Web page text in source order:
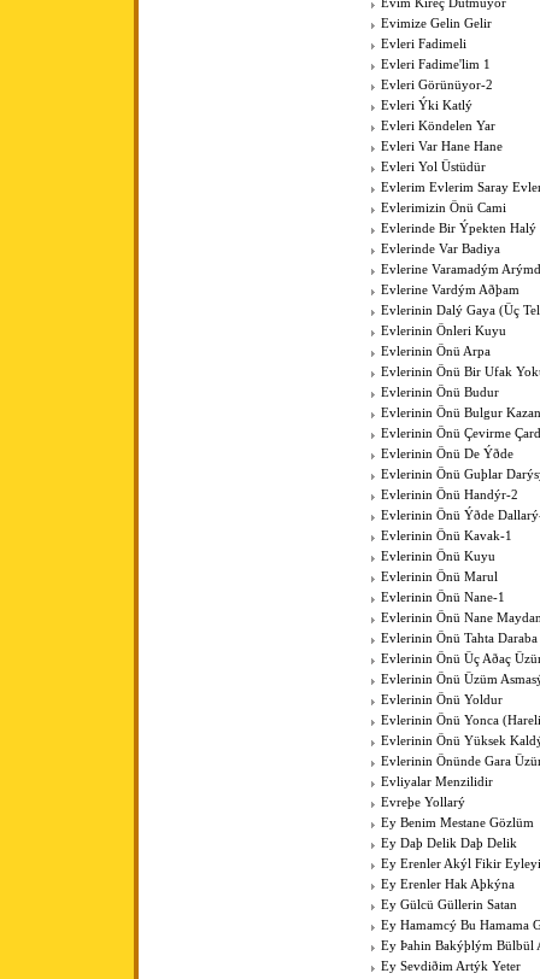
Evim Kireç Dutmuyor
Evimize Gelin Gelir
Evleri Fadimeli
Evleri Fadime'lim 1
Evleri Görünüyor-2
Evleri Ýki Katlý
Evleri Köndelen Yar
Evleri Var Hane Hane
Evleri Yol Üstüdür
Evlerim Evlerim Saray
Evlerimizin Önü Cami
Evlerinde Bir Ýpekten Halý
Evlerinde Var Badiya
Evlerine Varamadým
Evlerine Vardým Aðþam
Evlerinin Dalý Gaya (Üç
Evlerinin Önleri Kuyu
Evlerinin Önü Arpa
Evlerinin Önü Bir Ufak
Evlerinin Önü Budur
Evlerinin Önü Bulgur
Evlerinin Önü Çevirme
Evlerinin Önü De Ýðde
Evlerinin Önü Guþlar
Evlerinin Önü Handýr-2
Evlerinin Önü Ýðde
Evlerinin Önü Kavak-1
Evlerinin Önü Kuyu
Evlerinin Önü Marul
Evlerinin Önü Nane-1
Evlerinin Önü Nane
Evlerinin Önü Tahta Daraba
Evlerinin Önü Üç Aðaç
Evlerinin Önü Üzüm
Evlerinin Önü Yoldur
Evlerinin Önü Yonca
Evlerinin Önü Yüksek
Evlerinin Önünde Gara
Evliyalar Menzilidir
Evreþe Yollarý
Ey Benim Mestane Gözlüm
Ey Daþ Delik Daþ Delik
Ey Erenler Akýl Fikir
Ey Erenler Hak Aþkýna
Ey Gülcü Güllerin Satan
Ey Hamamcý Bu Hamama
Ey Þahin Bakýþlým Bülbül
Ey Sevdiðim Artýk Yeter